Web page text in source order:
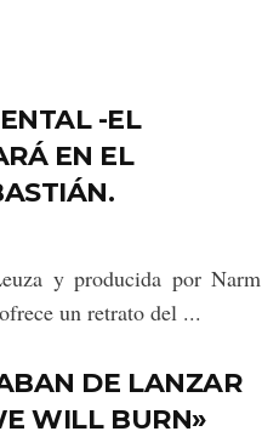
-EL
EN EL
y producida por Narm
un retrato del ...
DE LANZAR
WILL BURN»